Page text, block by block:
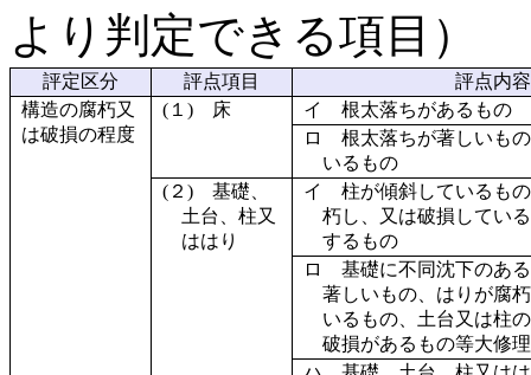
より判定できる項目）
評定区分 評点項目
評点内容
構造の腐朽又
は破損の程度
(１) 床
イ 根太落ちがあるもの
ロ 根太落ちが著しいも
いるもの
(２) 基礎、
土台、柱又
ははり
イ 柱が傾斜しているも
朽し、又は破損してい
するもの
ロ 基礎に不同沈下のあ
著しいもの、はりが腐
いるもの、土台又は柱
破損があるもの等大修